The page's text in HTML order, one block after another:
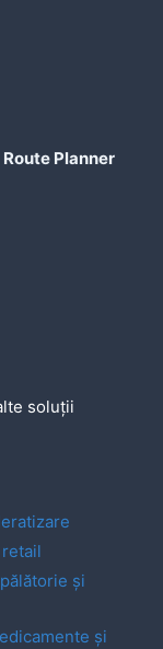
Route Planner
soluții
și
și